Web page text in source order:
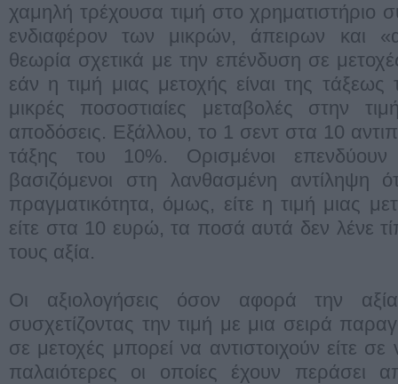
χαμηλή τρέχουσα τιμή στο χρηματιστήριο
ενδιαφέρον των μικρών, άπειρων και
θεωρία σχετικά με την επένδυση σε
εάν η τιμή μιας μετοχής είναι της
μικρές ποσοστιαίες μεταβολές στην
αποδόσεις. Εξάλλου, το 1 σεντ στα 10
τάξης του 10%. Ορισμένοι
βασιζόμενοι στη λανθασμένη αντίληψη
πραγματικότητα, όμως, είτε η τιμή μιας
είτε στα 10 ευρώ, τα ποσά αυτά δεν λένε
τους αξία.
Οι αξιολογήσεις όσον αφορά την
συσχετίζοντας την τιμή με μια σειρά
σε μετοχές μπορεί να αντιστοιχούν είτε σε
παλαιότερες οι οποίες έχουν περάσει